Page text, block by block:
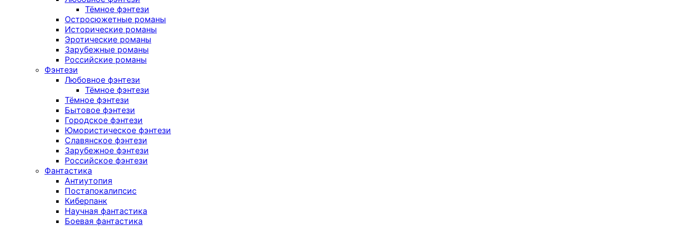
Тёмное фэнтези
Остросюжетные романы
Исторические романы
Эротические романы
Зарубежные романы
Российские романы
Фэнтези
Любовное фэнтези
Тёмное фэнтези
Тёмное фэнтези
Бытовое фэнтези
Городское фэнтези
Юмористическое фэнтези
Славянское фэнтези
Зарубежное фэнтези
Российское фэнтези
Фантастика
Антиутопия
Постапокалипсис
Киберпанк
Научная фантастика
Боевая фантастика